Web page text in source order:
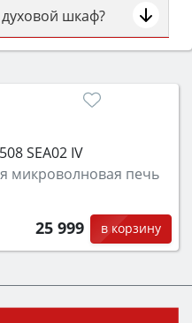
шкаф?
типом (газовый или
50–70 л для семьи,
самоочистка,
SEA02 IV
микроволновая печь
25 999 в корзину